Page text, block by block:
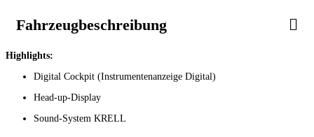
Fahrzeugbeschreibung
Highlights:
Digital Cockpit (Instrumentenanzeige Digital)
Head-up-Display
Sound-System KRELL